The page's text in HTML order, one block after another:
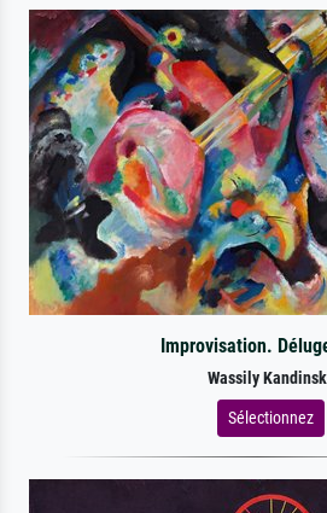
Improvisation.
Wassily
Sélectionnez